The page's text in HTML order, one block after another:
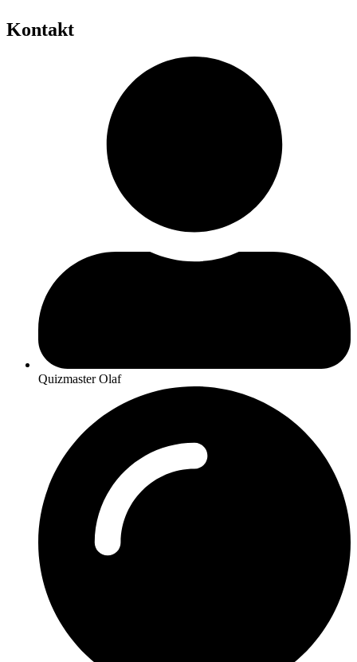
Kontakt
Quizmaster Olaf